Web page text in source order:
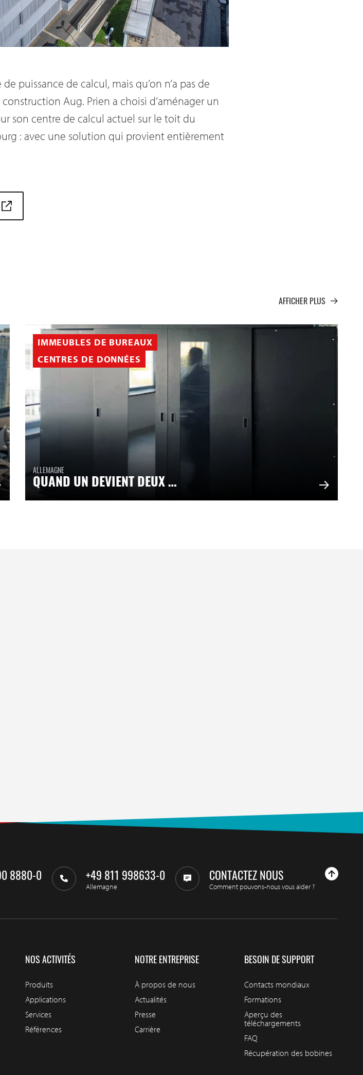
puissance de calcul, mais qu’on n’a pas de
Aug. Prien a choisi d’aménager un
son centre de calcul actuel sur le toit du
: avec une solution qui provient entièrement
IMMEUBLES DE BUREAUX
CENTRES DE DONNÉES
ALLEMAGNE
QUAND UN DEVIENT DEUX …
AFFICHER PLUS
8880-0 +49 811 998633-0
Allemagne
CONTACTEZ NOUS
Comment pouvons-nous vous aider ?
NOS ACTIVITÉS
Produits
Applications
Services
Références
NOTRE ENTREPRISE
À propos de nous
Actualités
Presse
Carrière
BESOIN DE SUPPORT
Contacts mondiaux
Formations
Aperçu des
téléchargements
FAQ
Récupération des bobines